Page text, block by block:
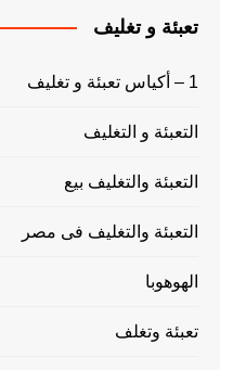
تعبئة و تغليف
1 – أكياس تعبئة و تغليف
التعبئة و التغليف
التعبئة والتغليف بيع
التعبئة والتغليف فى مصر
الهوهوبا
تعبئة وتغلف